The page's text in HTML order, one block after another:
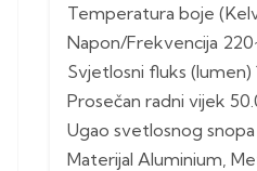
Temperatura boje
Napon/Frekvencija
Svjetlosni fluks (lumen)
Prosečan radni vijek
Ugao svetlosnog
Materijal Aluminium,